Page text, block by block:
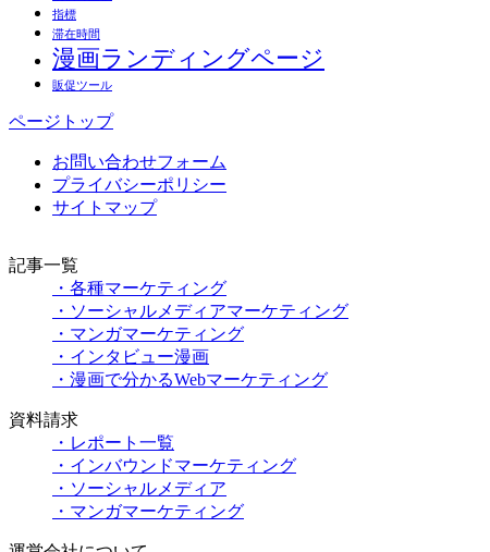
指標
滞在時間
漫画ランディングページ
販促ツール
ページトップ
お問い合わせフォーム
プライバシーポリシー
サイトマップ
記事一覧
・各種マーケティング
・ソーシャルメディアマーケティング
・マンガマーケティング
・インタビュー漫画
・漫画で分かるWebマーケティング
資料請求
・レポート一覧
・インバウンドマーケティング
・ソーシャルメディア
・マンガマーケティング